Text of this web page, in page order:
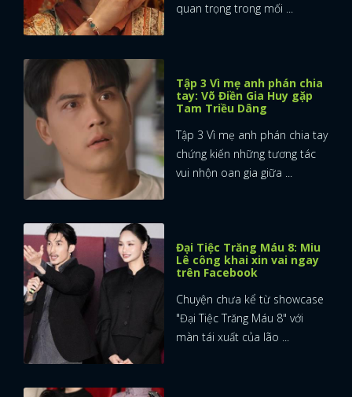
quan trọng trong mối ...
Tập 3 Vì mẹ anh phán chia
tay: Võ Điền Gia Huy gặp
Tam Triều Dâng
Tập 3 Vì mẹ anh phán chia tay
chứng kiến những tương tác
vui nhộn oan gia giữa ...
Đại Tiệc Trăng Máu 8: Miu
Lê công khai xin vai ngay
trên Facebook
Chuyện chưa kể từ showcase
"Đại Tiệc Trăng Máu 8" với
màn tái xuất của lão ...